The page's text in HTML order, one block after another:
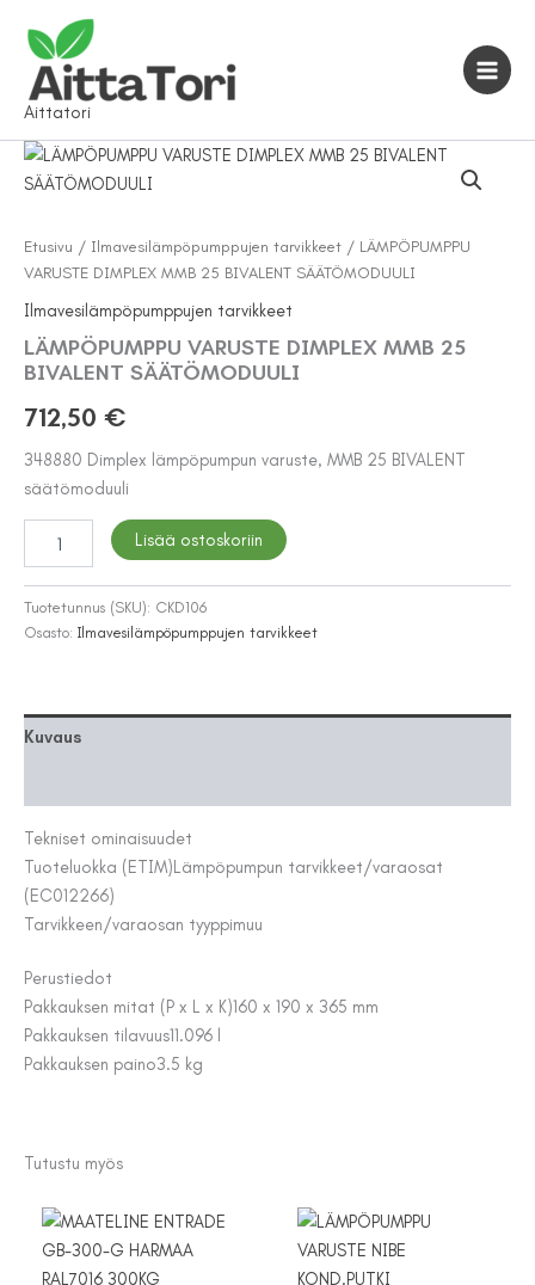
sisältöön
Aittatori
Etusivu / Ilmavesilämpöpumppujen tarvikkeet / LÄMPÖPUMPPU
VARUSTE DIMPLEX MMB 25 BIVALENT SÄÄTÖMODUULI
Ilmavesilämpöpumppujen tarvikkeet
LÄMPÖPUMPPU VARUSTE DIMPLEX MMB 25
BIVALENT SÄÄTÖMODUULI
712,50 €
348880 Dimplex lämpöpumpun varuste, MMB 25 BIVALENT
säätömoduuli
LÄMPÖPUMPPU
VARUSTE
MMB
25
Lisää ostoskoriin
Tuotetunnus (SKU): CKD106
Osasto: Ilmavesilämpöpumppujen tarvikkeet
Kuvaus
Tekniset ominaisuudet
Tuoteluokka (ETIM)Lämpöpumpun tarvikkeet/varaosat
(EC012266)
Tarvikkeen/varaosan tyyppimuu
Perustiedot
Pakkauksen mitat (P x L x K)160 x 190 x 365 mm
Pakkauksen tilavuus11.096 l
Pakkauksen paino3.5 kg
Tutustu myös